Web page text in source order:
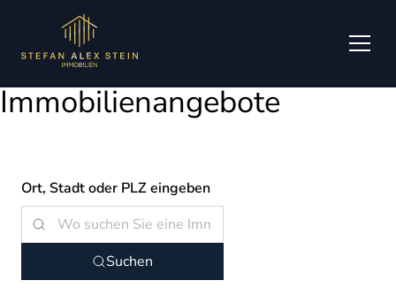
Zum Hauptinhalt springen
Zum Fuß springen
Immobilienangebote
Ort, Stadt oder PLZ eingeben
Suchen